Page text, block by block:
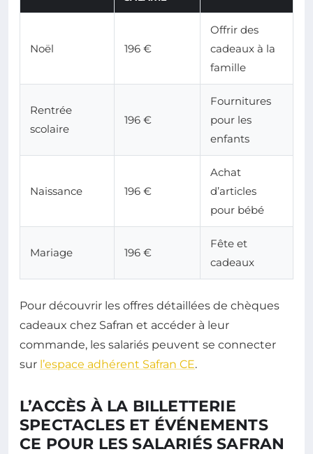
Noël 196 €
Offrir des
cadeaux à la
famille
Rentrée
scolaire
196 €
Fournitures
pour les
enfants
Naissance 196 €
Achat
d’articles
pour bébé
Mariage 196 €
Fête et
cadeaux
Pour découvrir les offres détaillées de chèques
cadeaux chez Safran et accéder à leur
commande, les salariés peuvent se connecter
sur l’espace adhérent Safran CE.
L’ACCÈS À LA BILLETTERIE
SPECTACLES ET ÉVÉNEMENTS
CE POUR LES SALARIÉS SAFRAN